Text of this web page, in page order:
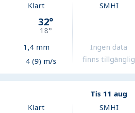
Klart
32°
18°
1,4mm
4 (9) m/s
SMHI
Ingen data
finns tillgänglig
Tis 11 aug
Klart
SMHI